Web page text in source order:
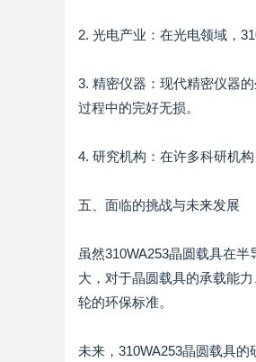
2. 光电产业：在光电领域，
3. 精密仪器：现代精密仪器
过程中的完好无损。
4. 研究机构：在许多科研机
五、面临的挑战与未来发展
虽然310WA253晶圆载具在
大，对于晶圆载具的承载能
轮的环保标准。
未来，310WA253晶圆载具的